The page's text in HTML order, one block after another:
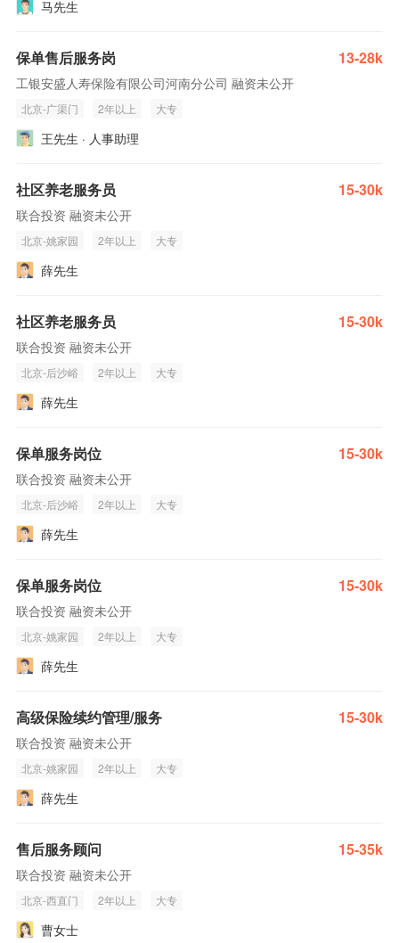
马先生
保单售后服务岗 13-28k
工银安盛人寿保险有限公司河南分公司 融资未公开
北京-广渠门 2年以上 大专
王先生 · 人事助理
社区养老服务员 15-30k
联合投资 融资未公开
北京-姚家园 2年以上 大专
薛先生
社区养老服务员 15-30k
联合投资 融资未公开
北京-后沙峪 2年以上 大专
薛先生
保单服务岗位 15-30k
联合投资 融资未公开
北京-后沙峪 2年以上 大专
薛先生
保单服务岗位 15-30k
联合投资 融资未公开
北京-姚家园 2年以上 大专
薛先生
高级保险续约管理/服务 15-30k
联合投资 融资未公开
北京-姚家园 2年以上 大专
薛先生
售后服务顾问 15-35k
联合投资 融资未公开
北京-西直门 2年以上 大专
曹女士